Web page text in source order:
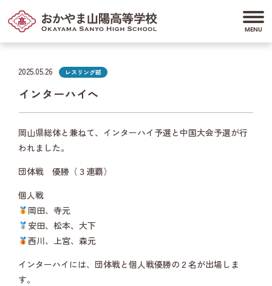
2025.05.26 レスリング部
インターハイへ
岡山県総体と兼ねて、インターハイ予選と中国大会予選が行
われました。
団体戦 優勝（３連覇）
個人戦
岡田、寺元
安田、松本、大下
西川、上宮、森元
インターハイには、団体戦と個人戦優勝の２名が出場しま
す。